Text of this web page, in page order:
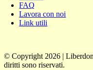
FAQ
Lavora con noi
Link utili
© Copyright 2026 |
diritti sono riservati.